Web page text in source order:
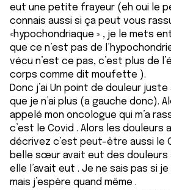
eut une petite frayeur (eh oui le
connais aussi si ça peut vous
«hypochondriaque » , je le mets
que ce n’est pas de
vécu n’est ce pas, c’est plus de
corps comme dit moufette ).
Donc j’ai Un point de douleur
que je n’ai plus (a gauche donc).
appelé mon oncologue qui m’a
c’est le Covid . Alors les douleurs
décrivez c’est peut-être aussi le
belle sœur avait eut des douleurs
elle l’avait eut . Je ne sais pas si
mais j’espère quand même .